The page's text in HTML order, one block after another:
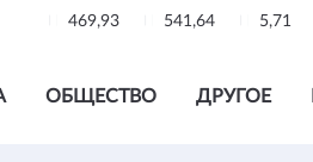
469,93 541,64 5,71
ОБЩЕСТВО ДРУГОЕ